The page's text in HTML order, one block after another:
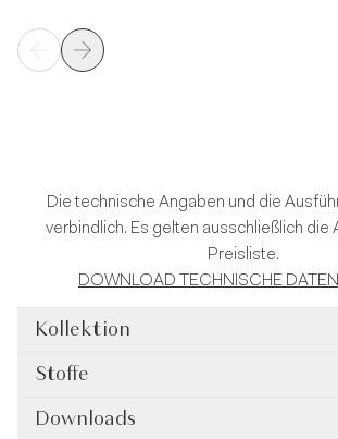
Die technische Angaben und die
verbindlich. Es gelten ausschließlich die
Preisliste.
DOWNLOAD TECHNISCHE
Kollektion
Stoffe
Downloads